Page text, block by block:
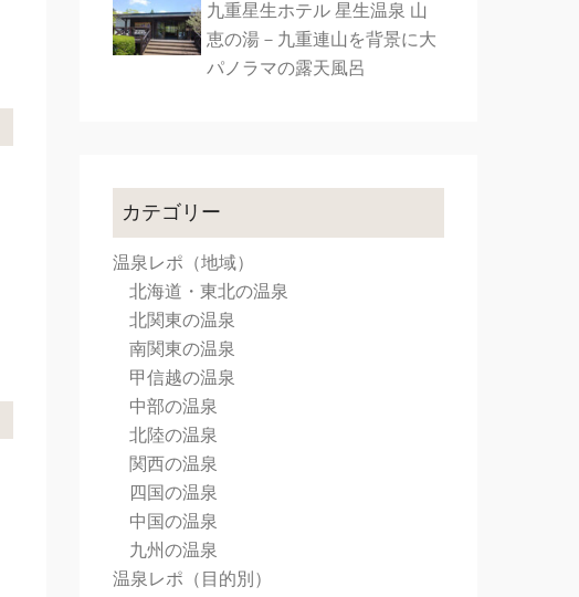
九重星生ホテル 星生温泉 山
恵の湯－九重連山を背景に大
パノラマの露天風呂
カテゴリー
温泉レポ（地域）
北海道・東北の温泉
北関東の温泉
南関東の温泉
甲信越の温泉
中部の温泉
北陸の温泉
関西の温泉
四国の温泉
中国の温泉
九州の温泉
温泉レポ（目的別）